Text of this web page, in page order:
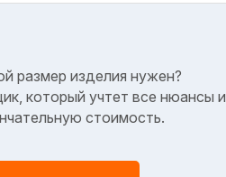
размер изделия нужен?
который учтет все нюансы и
стоимость.